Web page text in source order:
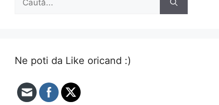
după:
Ne poti da Like oricand :)